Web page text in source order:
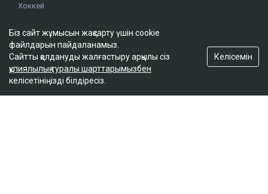
Хоккей
Оқиғалар
Олимпиада
footer.menu-title-2
О проекте
Біз сайт жұмысын жақсарту үшін cookie
файлдарын пайдаланамыз.
Сайтты қолдануды жалғастыру арқылы сіз
құпиялылық туралы шарттарымызбен
келісетініңізді білдіресіз.
Келісемін